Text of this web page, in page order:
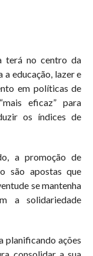
terá no centro da
educação, lazer e
em políticas de
eficaz” para
os índices de
a promoção de
são apostas que
se mantenha
a solidariedade
planificando ações